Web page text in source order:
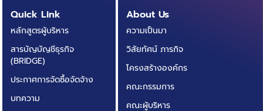
Quick Link
หลักสูตรผู้บริหาร
สารบัญบัญชีธุรกิจ
(BRIDGE)
ประกาศการจัดซื้อจัดจ้าง
บทความ
About Us
ความเป็นมา
วิสัยทัศน์ ภารกิจ
โครงสร้างองค์กร
คณะกรรมการ
คณะผู้บริหาร